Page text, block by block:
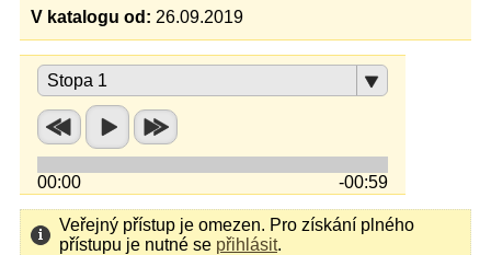
V katalogu od: 26.09.2019
Stopa 1
00:00 -00:59
Veřejný přístup je omezen. Pro získání plného
přístupu je nutné se přihlásit.